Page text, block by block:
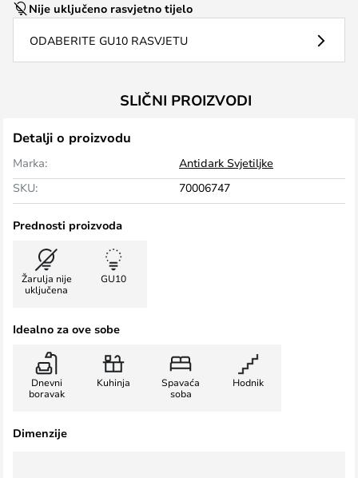
Nije uključeno rasvjetno tijelo
ODABERITE GU10 RASVJETU
SLIČNI PROIZVODI
Detalji o proizvodu
Marka:
Antidark Svjetiljke
SKU:
70006747
Prednosti proizvoda
Žarulja nije
uključena
GU10
Idealno za ove sobe
Dnevni
boravak
Kuhinja
Spavaća
soba
Hodnik
Dimenzije